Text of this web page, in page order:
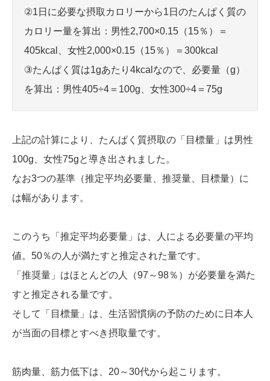
②1日に必要な摂取カロリーから1日のたんぱく質の
カロリー量を算出：男性2,700×0.15（15％）＝
405kcal、女性2,000×0.15（15％）＝300kcal
③たんぱく質は1gあたり4kcalなので、必要量（g）
を算出：男性405÷4＝100g、女性300÷4＝75g
上記の計算により、たんぱく質摂取の「目標量」は男性
100g、女性75gと導き出されました。
なお3つの基準（推定平均必要量、推奨量、目標量）に
は幅があります。
このうち「推定平均必要量」は、人による必要量の平均
値。50％の人が満たすと推定された量です。
「推奨量」はほとんどの人（97～98％）が必要量を満た
すと推定される量です。
そして「目標量」は、生活習慣病の予防のために日本人
が当面の目標とすべき摂取量です。
筋肉量、筋力低下は、20～30代から起こります。